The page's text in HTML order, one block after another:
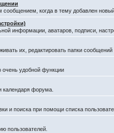
сообщением, когда в тему добавлен
информации, аватаров, подписи,
их, редактировать папки
очень удобной функции
календаря форума.
и поиска при помощи списка
пользователей.